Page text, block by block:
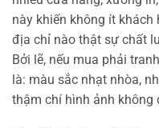
này khiến không ít khách
địa chỉ nào thật sự chất
Bởi lẽ, nếu mua phải
là: màu sắc nhạt nhòa,
thậm chí hình ảnh không